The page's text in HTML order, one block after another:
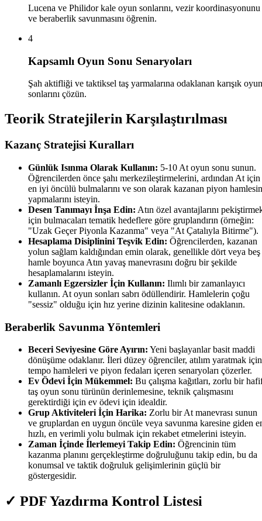
Lucena ve Philidor kale oyun sonlarını, vezir koordinasyonunu
ve beraberlik savunmasını öğrenin.
4
Kapsamlı Oyun Sonu Senaryoları
Şah aktifliği ve taktiksel taş yarmalarına odaklanan karışık oyun
sonlarını çözün.
Teorik Stratejilerin Karşılaştırılması
Kazanç Stratejisi Kuralları
Günlük Isınma Olarak Kullanın: 5-10 At oyun sonu sunun.
Öğrencilerden önce şahı merkezileştirmelerini, ardından At için
en iyi öncülü bulmalarını ve son olarak kazanan piyon
yapmalarını isteyin.
Desen Tanımayı İnşa Edin: Atın özel avantajlarını
için bulmacaları tematik hedeflere göre gruplandırın (örneğin:
"Uzak Geçer Piyonla Kazanma" veya "At Çatalıyla Bitirme").
Hesaplama Disiplinini Teşvik Edin: Öğrencilerden, kazanan
yolun sağlam kaldığından emin olarak, genellikle dört veya beş
hamle boyunca Atın yavaş manevrasını doğru bir şekilde
hesaplamalarını isteyin.
Zamanlı Egzersizler İçin Kullanın: Ilımlı bir zamanlayıcı
kullanın. At oyun sonları sabrı ödüllendirir. Hamlelerin çoğu
"sessiz" olduğu için hız yerine dizinin kalitesine odaklanın.
Beraberlik Savunma Yöntemleri
Beceri Seviyesine Göre Ayırın: Yeni başlayanlar basit maddi
dönüşüme odaklanır. İleri düzey öğrenciler, atılım yaratmak için
tempo hamleleri ve piyon fedaları içeren senaryoları çözerler.
Ev Ödevi İçin Mükemmel: Bu çalışma kağıtları, zorlu bir
taş oyun sonu türünün derinlemesine, teknik çalışmasını
gerektirdiği için ev ödevi için idealdir.
Grup Aktiviteleri İçin Harika: Zorlu bir At manevrası sunun
ve gruplardan en uygun öncüle veya savunma karesine giden
hızlı, en verimli yolu bulmak için rekabet etmelerini isteyin.
Zaman İçinde İlerlemeyi Takip Edin: Öğrencinin tüm
kazanma planını gerçekleştirme doğruluğunu takip edin, bu da
konumsal ve taktik doğruluk gelişimlerinin güçlü bir
göstergesidir.
✓ PDF Yazdırma Kontrol Listesi